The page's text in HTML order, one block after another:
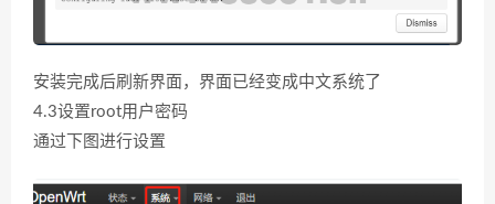
安装完成后刷新界面，界面已经变成中文系统了
4.3设置root用户密码
通过下图进行设置